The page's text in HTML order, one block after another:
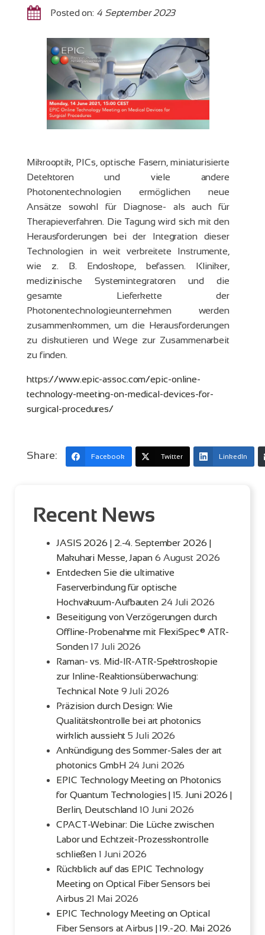
Posted on: 4 September 2023
Mikrooptik, PICs, optische Fasern, miniaturisierte
Detektoren und viele andere
Photonentechnologien ermöglichen neue
Ansätze sowohl für Diagnose- als auch für
Therapieverfahren. Die Tagung wird sich mit den
Herausforderungen bei der Integration dieser
Technologien in weit verbreitete Instrumente,
wie z. B. Endoskope, befassen. Kliniker,
medizinische Systemintegratoren und die
gesamte Lieferkette der
Photonentechnologieunternehmen werden
zusammenkommen, um die Herausforderungen
zu diskutieren und Wege zur Zusammenarbeit
zu finden.
https://www.epic-assoc.com/epic-online-
technology-meeting-on-medical-devices-for-
surgical-procedures/
Share: Facebook Twitter LinkedIn
Recent News
JASIS 2026 | 2.-4. September 2026 |
Makuhari Messe, Japan 6 August 2026
Entdecken Sie die ultimative
Faserverbindung für optische
Hochvakuum-Aufbauten 24 Juli 2026
Beseitigung von Verzögerungen durch
Offline-Probenahme mit FlexiSpec® ATR-
Sonden 17 Juli 2026
Raman- vs. Mid-IR-ATR-Spektroskopie
zur Inline-Reaktionsüberwachung:
Technical Note 9 Juli 2026
Präzision durch Design: Wie
Qualitätskontrolle bei art photonics
wirklich aussieht 5 Juli 2026
Ankündigung des Sommer-Sales der art
photonics GmbH 24 Juni 2026
EPIC Technology Meeting on Photonics
for Quantum Technologies | 15. Juni 2026 |
Berlin, Deutschland 10 Juni 2026
CPACT-Webinar: Die Lücke zwischen
Labor und Echtzeit-Prozesskontrolle
schließen 1 Juni 2026
Rückblick auf das EPIC Technology
Meeting on Optical Fiber Sensors bei
Airbus 21 Mai 2026
EPIC Technology Meeting on Optical
Fiber Sensors at Airbus | 19.-20. Mai 2026